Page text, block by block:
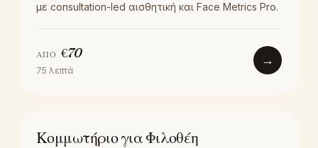
με consultation-led αισθητική και Face Metrics Pro.
ΑΠΌ €70
75 λεπτά
→
LOCATION
Κομμωτήριο για Φιλοθέη